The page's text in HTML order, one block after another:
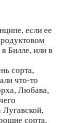
если ее
Билле, или в
сорта,
что-то
Любава,
Лугавской,
сорта.